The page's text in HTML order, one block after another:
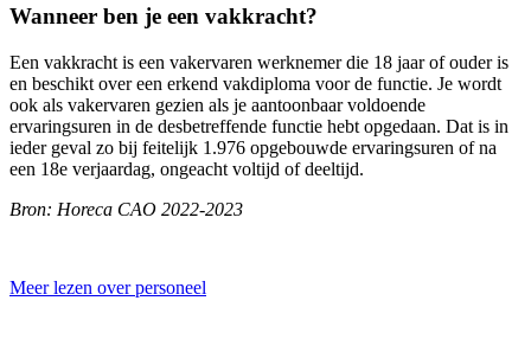
Wanneer ben je een vakkracht?
Een vakkracht is een vakervaren werknemer die 18 jaar of ouder is
en beschikt over een erkend vakdiploma voor de functie. Je wordt
ook als vakervaren gezien als je aantoonbaar voldoende
ervaringsuren in de desbetreffende functie hebt opgedaan. Dat is in
ieder geval zo bij feitelijk 1.976 opgebouwde ervaringsuren of na
een 18e verjaardag, ongeacht voltijd of deeltijd.
Bron: Horeca CAO 2022-2023
Meer lezen over personeel